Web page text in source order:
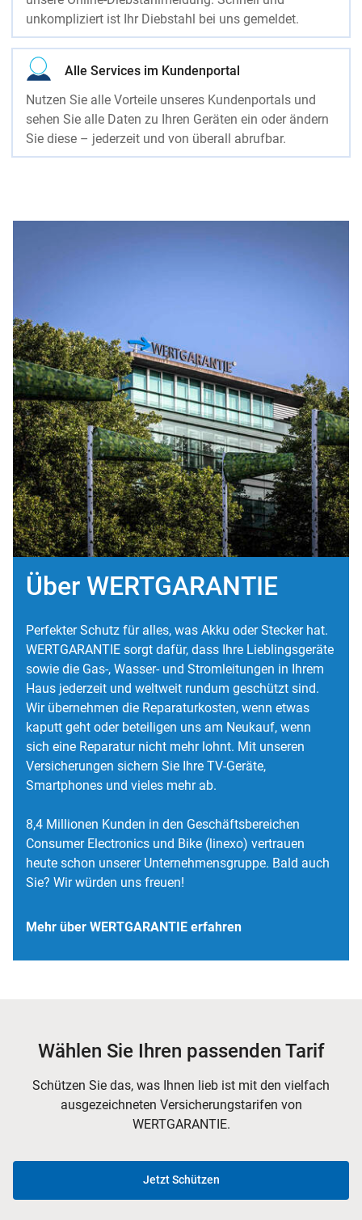
unkompliziert ist Ihr Diebstahl bei uns gemeldet.
Alle Services im Kundenportal
Nutzen Sie alle Vorteile unseres Kundenportals und
sehen Sie alle Daten zu Ihren Geräten ein oder ändern
Sie diese – jederzeit und von überall abrufbar.
Über WERTGARANTIE
Perfekter Schutz für alles, was Akku oder Stecker hat.
WERTGARANTIE sorgt dafür, dass Ihre Lieblingsgeräte
sowie die Gas-, Wasser- und Stromleitungen in Ihrem
Haus jederzeit und weltweit rundum geschützt sind.
Wir übernehmen die Reparaturkosten, wenn etwas
kaputt geht oder beteiligen uns am Neukauf, wenn
sich eine Reparatur nicht mehr lohnt. Mit unseren
Versicherungen sichern Sie Ihre TV-Geräte,
Smartphones und vieles mehr ab.
8,4 Millionen Kunden in den Geschäftsbereichen
Consumer Electronics und Bike (linexo) vertrauen
heute schon unserer Unternehmensgruppe. Bald auch
Sie? Wir würden uns freuen!
Mehr über WERTGARANTIE erfahren
Wählen Sie Ihren passenden Tarif
Schützen Sie das, was Ihnen lieb ist mit den vielfach
ausgezeichneten Versicherungstarifen von
WERTGARANTIE.
Jetzt Schützen